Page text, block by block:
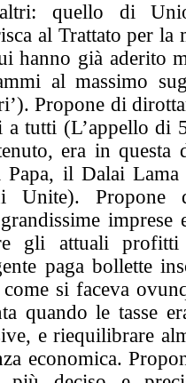
quello di
al Trattato per la
hanno già aderito
al massimo
Propone di
a tutti (L’appello di
era in questa
Papa, il Dalai
Unite). Propone
imprese
gli attuali profitti
paga bollette
si faceva
quando le tasse
e riequilibrare
economica.